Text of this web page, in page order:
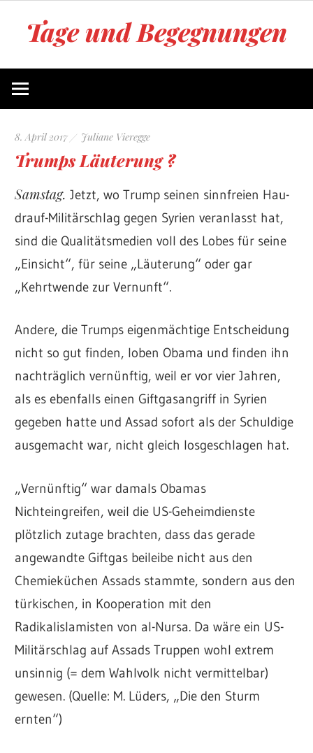
Tage und Begegnungen
von
8. April 2017 Juliane Vieregge
Trumps Läuterung ?
Samstag. Jetzt, wo Trump seinen sinnfreien Hau-
drauf-Militärschlag gegen Syrien veranlasst hat,
sind die Qualitätsmedien voll des Lobes für seine
„Einsicht“, für seine „Läuterung“ oder gar
„Kehrtwende zur Vernunft“.
Andere, die Trumps eigenmächtige Entscheidung
nicht so gut finden, loben Obama und finden ihn
nachträglich vernünftig, weil er vor vier Jahren,
als es ebenfalls einen Giftgasangriff in Syrien
gegeben hatte und Assad sofort als der Schuldige
ausgemacht war, nicht gleich losgeschlagen hat.
„Vernünftig“ war damals Obamas
Nichteingreifen, weil die US-Geheimdienste
plötzlich zutage brachten, dass das gerade
angewandte Giftgas beileibe nicht aus den
Chemieküchen Assads stammte, sondern aus den
türkischen, in Kooperation mit den
Radikalislamisten von al-Nursa. Da wäre ein US-
Militärschlag auf Assads Truppen wohl extrem
unsinnig (= dem Wahlvolk nicht vermittelbar)
gewesen. (Quelle: M. Lüders, „Die den Sturm
ernten“)